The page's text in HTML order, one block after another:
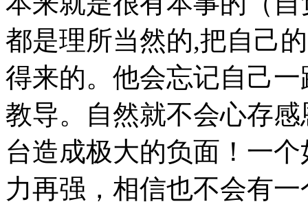
都是理所当然的,把自己
得来的。他会忘记自己
教导。自然就不会心存
台造成极大的负面！一
力再强，相信也不会有